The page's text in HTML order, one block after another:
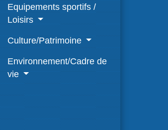
Equipements sportifs /
Loisirs
Culture/Patrimoine
Environnement/Cadre de
vie